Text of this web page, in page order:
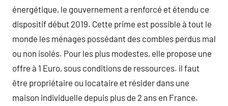
énergétique, le gouvernement a renforcé et étendu ce
dispositif début 2019. Cette prime est possible à tout le
monde les ménages possédant des combles perdus mal
ou non isolés. Pour les plus modestes, elle propose une
offre à 1 Euro, sous conditions de ressources. il faut
être propriétaire ou locataire et résider dans une
maison individuelle depuis plus de 2 ans en France.